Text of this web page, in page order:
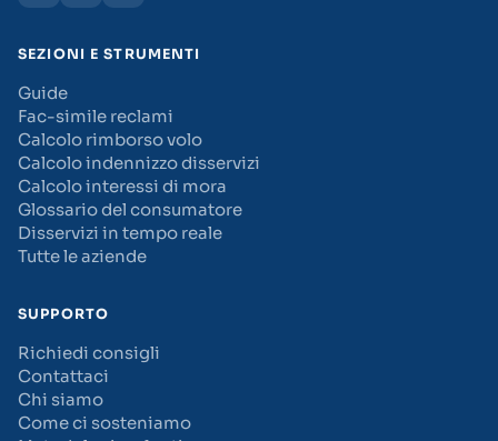
SEZIONI E STRUMENTI
Guide
Fac-simile reclami
Calcolo rimborso volo
Calcolo indennizzo disservizi
Calcolo interessi di mora
Glossario del consumatore
Disservizi in tempo reale
Tutte le aziende
SUPPORTO
Richiedi consigli
Contattaci
Chi siamo
Come ci sosteniamo